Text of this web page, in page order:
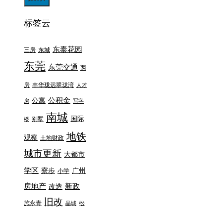
标签云
三房 东城 东泰花园
东莞 东莞交通 两
房 丰华珑远翠珑湾 人才
房 公寓 公积金 写字
楼 别墅 南城 国际
观察 土地财政 地铁
城市更新 大都市
学区 寮步 小学 广州
房地产 改造 新政
施永青 旧改 晶城 松